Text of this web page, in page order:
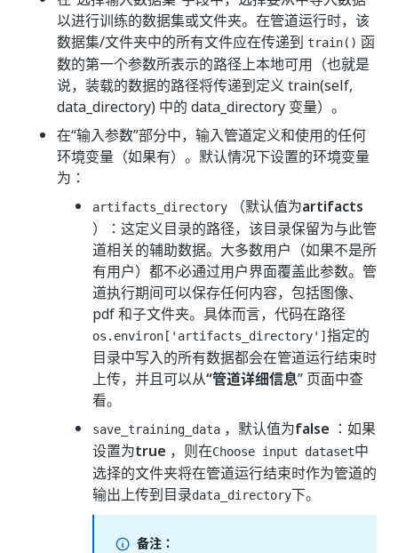
以进行训练的数据集或文件夹。在管道运行时，该
数据集/文件夹中的所有文件应在传递到 train() 函
数的第一个参数所表示的路径上本地可用（也就是
说，装载的数据的路径将传递到定义 train(self,
data_directory) 中的 data_directory 变量）。
在“输入参数”部分中，输入管道定义和使用的任何
环境变量（如果有）。默认情况下设置的环境变量
为：
artifacts_directory （默认值为artifacts
）：这定义目录的路径，该目录保留为与此管
道相关的辅助数据。大多数用户（如果不是所
有用户）都不必通过用户界面覆盖此参数。管
道执行期间可以保存任何内容，包括图像、
pdf 和子文件夹。具体而言，代码在路径
os.environ['artifacts_directory'] 指定的
目录中写入的所有数据都会在管道运行结束时
上传，并且可以从“管道详细信息” 页面中查
看。
save_training_data ，默认值为false ：如果
设置为true ，则在Choose input dataset中
选择的文件夹将在管道运行结束时作为管道的
输出上传到目录data_directory下。
备注：